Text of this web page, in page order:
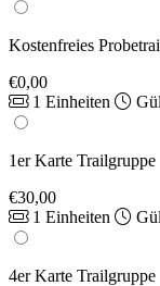
Kostenfreies
€0,00
1 Einheiten
1er Karte Trailgruppe
€30,00
1 Einheiten
4er Karte Trailgruppe